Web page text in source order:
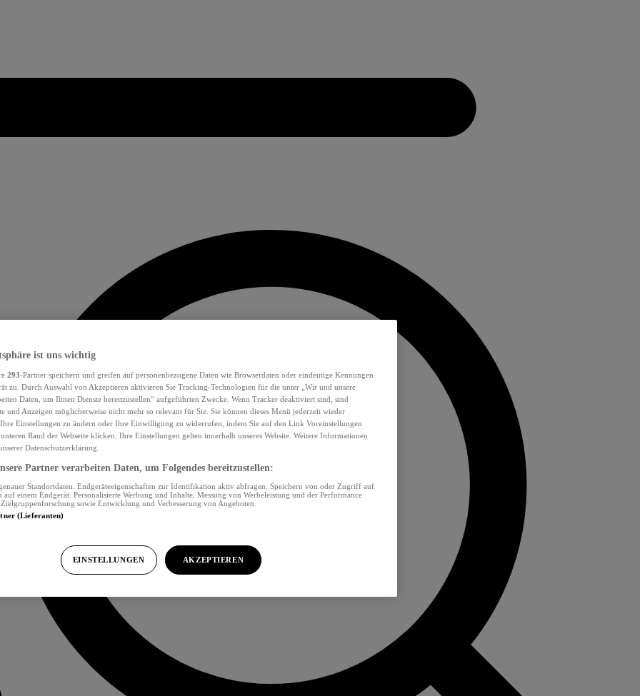
ist uns wichtig
293-Partner speichern und greifen auf personenbezogene Daten wie Browserdaten oder eindeutige Kennungen
zu. Durch Auswahl von Akzeptieren aktivieren Sie Tracking-Technologien für die unter „Wir und unsere
Daten, um Ihnen Dienste bereitzustellen“ aufgeführten Zwecke. Wenn Tracker deaktiviert sind, sind
und Anzeigen möglicherweise nicht mehr so relevant für Sie. Sie können dieses Menü jederzeit wieder
Einstellungen zu ändern oder Ihre Einwilligung zu widerrufen, indem Sie auf den Link Voreinstellungen
Rand der Webseite klicken. Ihre Einstellungen gelten innerhalb unseres Website. Weitere Informationen
Datenschutzerklärung.
Partner verarbeiten Daten, um Folgendes bereitzustellen:
Standortdaten. Endgeräteeigenschaften zur Identifikation aktiv abfragen. Speichern von oder Zugriff auf
einem Endgerät. Personalisierte Werbung und Inhalte, Messung von Werbeleistung und der Performance
sowie Entwicklung und Verbesserung von Angeboten.
(Lieferanten)
EINSTELLUNGEN AKZEPTIEREN